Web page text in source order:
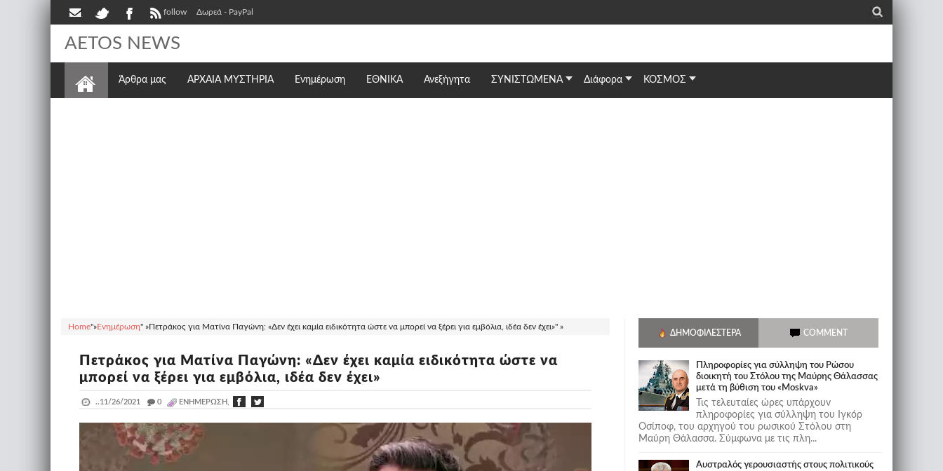
follow Δωρεά - PayPal _
AETOS NEWS
Άρθρα μας ΑΡΧΑΙΑ ΜΥΣΤΗΡΙΑ Ενημέρωση ΕΘΝΙΚΆ Ανεξήγητα ΣΥΝΙΣΤΩΜΕΝΑ Διάφορα ΚΟΣΜΟΣ
Home"»Ενημέρωση" »Πετράκος για Ματίνα Παγώνη: «Δεν έχει καμία ειδικότητα ώστε να μπορεί να ξέρει για εμβόλια, ιδέα δεν έχει»" »
Πετράκος για Ματίνα Παγώνη: «Δεν έχει καμία ειδικότητα ώστε να
μπορεί να ξέρει για εμβόλια, ιδέα δεν έχει»
..11/26/2021 _ 0 ΕΝΗΜΈΡΩΣΗ,
ΔΗΜΟΦΙΛΈΣΤΕΡΑ COMMENT
Πληροφορίες για σύλληψη του Ρώσου
διοικητή του Στόλου της Mαύρης Θάλασσας
μετά τη βύθιση του «Moskva»
Τις τελευταίες ώρες υπάρχουν
πληροφορίες για σύλληψη του Ιγκόρ
Οσίποφ, του αρχηγού του ρωσικού Στόλου στη
Μαύρη Θάλασσα. Σύμφωνα με τις πλη...
Αυστραλός γερουσιαστής στους πολιτικούς